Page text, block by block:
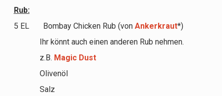
Rub:
5 EL Bombay Chicken Rub (von Ankerkraut*)
Ihr könnt auch einen anderen Rub nehmen.
z.B. Magic Dust
Olivenöl
Salz